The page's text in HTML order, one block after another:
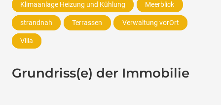
Klimaanlage Heizung und Kühlung Meerblick
strandnah Terrassen Verwaltung vorOrt
Villa
Grundriss(e) der Immobilie